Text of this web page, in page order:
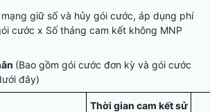
giữ số và hủy gói cước, áp dụng phí
cước x Số tháng cam kết không MNP
(Bao gồm gói cước đơn kỳ và gói cước
đây)
Thời gian cam kết sử